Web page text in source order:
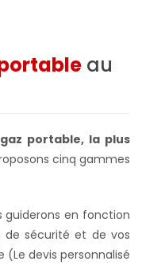
au
portable, la plus
cinq gammes
guiderons en fonction
sécurité et de vos
devis personnalisé